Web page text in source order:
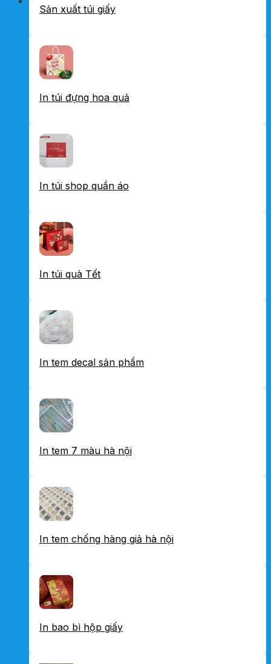
Sản xuất túi giấy
In túi đựng hoa quả
In túi shop quần áo
In túi quà Tết
In tem decal sản phẩm
In tem 7 màu hà nội
In tem chống hàng giả hà nội
In bao bì hộp giấy